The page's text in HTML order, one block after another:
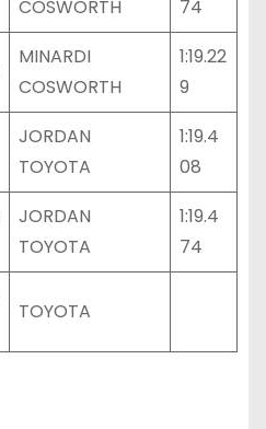
COSWORTH
74
MINARDI
COSWORTH
1:19.22
9
JORDAN
TOYOTA
1:19.4
08
JORDAN
TOYOTA
1:19.4
74
TOYOTA